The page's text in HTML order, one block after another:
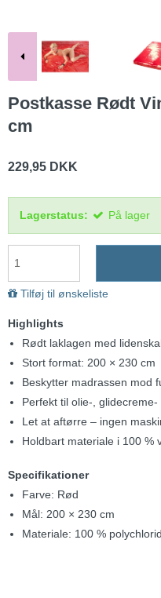
Postkasse Rødt
cm
229,95 DKK
Lagerstatus: På lager
Tilføj til ønskeliste
Highlights
Rødt laklagen med
Stort format: 200 × 230 cm
Beskytter madrassen mod
Perfekt til olie-,
Let at aftørre – ingen
Holdbart materiale i 100 %
Specifikationer
Farve: Rød
Mål: 200 × 230 cm
Materiale: 100 %